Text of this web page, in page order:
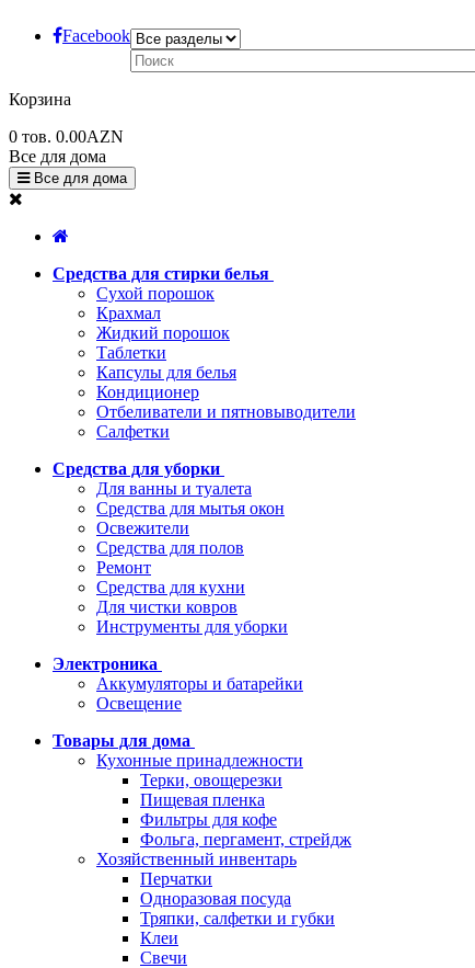
Facebook
Корзина
0 тов. 0.00AZN
Все для дома
Все для дома
Средства для стирки белья
Сухой порошок
Крахмал
Жидкий порошок
Таблетки
Капсулы для белья
Кондиционер
Отбеливатели и пятновыводители
Салфетки
Средства для уборки
Для ванны и туалета
Средства для мытья окон
Освежители
Средства для полов
Ремонт
Средства для кухни
Для чистки ковров
Инструменты для уборки
Электроника
Аккумуляторы и батарейки
Освещение
Товары для дома
Кухонные принадлежности
Терки, овощерезки
Пищевая пленка
Фильтры для кофе
Фольга, пергамент, стрейдж
Хозяйственный инвентарь
Перчатки
Одноразовая посуда
Тряпки, салфетки и губки
Клеи
Свечи